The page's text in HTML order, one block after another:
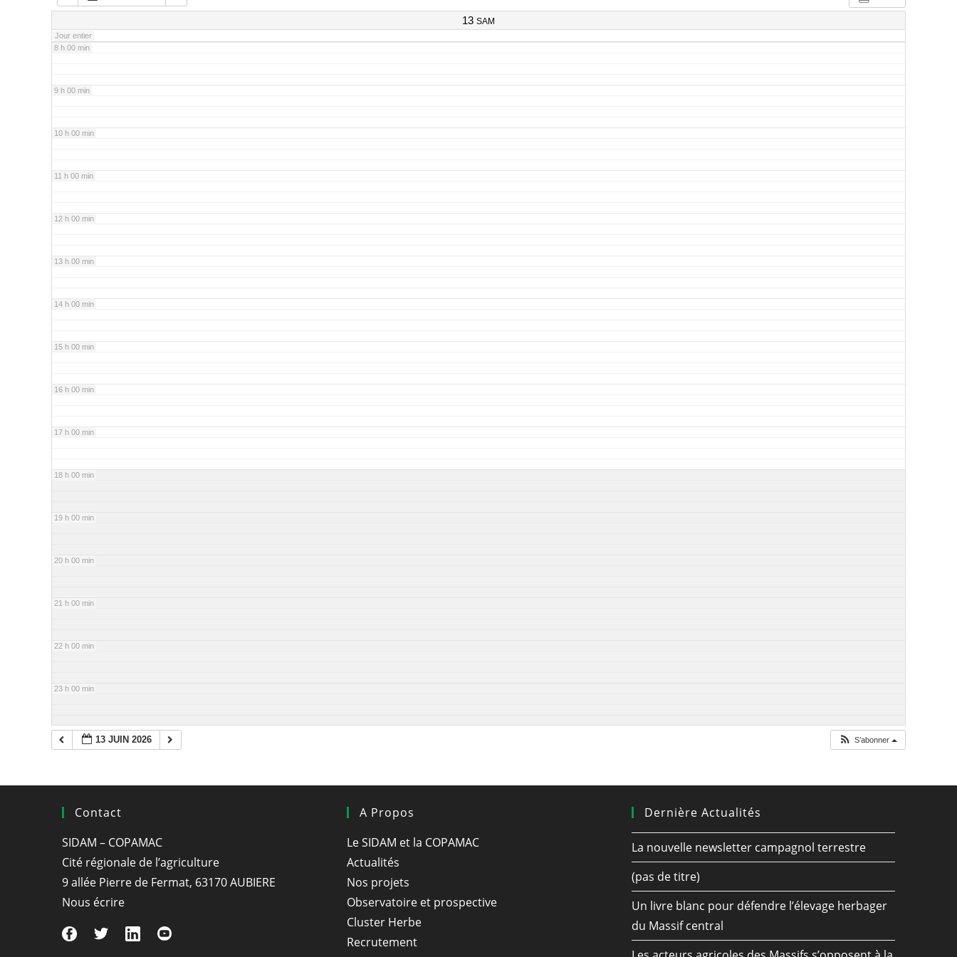
13 SAM
Jour entier
7 h 00 min
8 h 00 min
9 h 00 min
10 h 00 min
11 h 00 min
12 h 00 min
13 h 00 min
14 h 00 min
15 h 00 min
16 h 00 min
17 h 00 min
18 h 00 min
19 h 00 min
20 h 00 min
21 h 00 min
22 h 00 min
23 h 00 min
13 JUIN 2026 S’abonner
Contact
SIDAM – COPAMAC
Cité régionale de l’agriculture
9 allée Pierre de Fermat, 63170 AUBIERE
Nous écrire
A Propos
Le SIDAM et la COPAMAC
Actualités
Nos projets
Observatoire et prospective
Cluster Herbe
Recrutement
Dernière Actualités
La nouvelle newsletter campagnol terrestre
(pas de titre)
Un livre blanc pour défendre l’élevage herbager
du Massif central